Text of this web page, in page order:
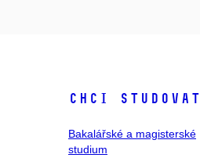
Chci studovat
Bakalářské a magisterské
studium